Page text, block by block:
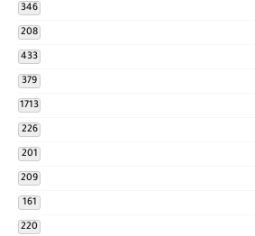
346
208
433
379
1713
226
201
209
161
220